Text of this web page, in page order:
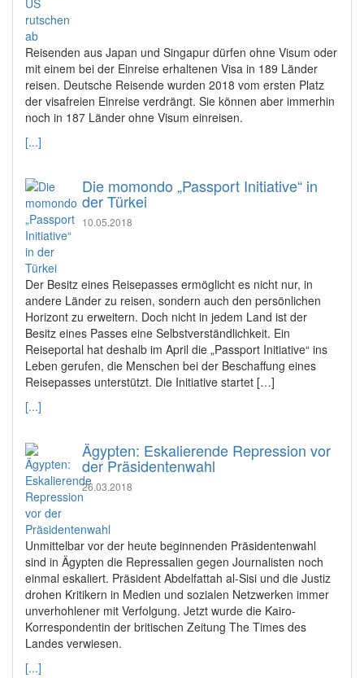
Reisenden aus Japan und Singapur dürfen ohne Visum oder
mit einem bei der Einreise erhaltenen Visa in 189 Länder
reisen. Deutsche Reisende wurden 2018 vom ersten Platz
der visafreien Einreise verdrängt. Sie können aber immerhin
noch in 187 Länder ohne Visum einreisen.
[...]
Die momondo „Passport Initiative“ in
der Türkei
10.05.2018
Der Besitz eines Reisepasses ermöglicht es nicht nur, in
andere Länder zu reisen, sondern auch den persönlichen
Horizont zu erweitern. Doch nicht in jedem Land ist der
Besitz eines Passes eine Selbstverständlichkeit. Ein
Reiseportal hat deshalb im April die „Passport Initiative“ ins
Leben gerufen, die Menschen bei der Beschaffung eines
Reisepasses unterstützt. Die Initiative startet […]
[...]
Ägypten: Eskalierende Repression vor
der Präsidentenwahl
26.03.2018
Unmittelbar vor der heute beginnenden Präsidentenwahl
sind in Ägypten die Repressalien gegen Journalisten noch
einmal eskaliert. Präsident Abdelfattah al-Sisi und die Justiz
drohen Kritikern in Medien und sozialen Netzwerken immer
unverhohlener mit Verfolgung. Jetzt wurde die Kairo-
Korrespondentin der britischen Zeitung The Times des
Landes verwiesen.
[...]